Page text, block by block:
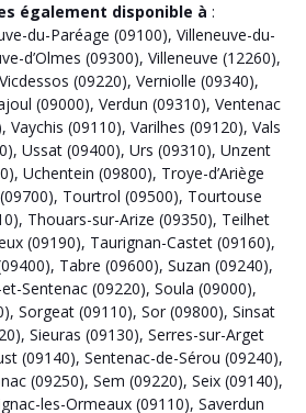
également disponible à :
du-Paréage (09100), Villeneuve-du-
d’Olmes (09300), Villeneuve (12260),
Vicdessos (09220), Verniolle (09340),
(09000), Verdun (09310), Ventenac
, Vaychis (09110), Varilhes (09120), Vals
, Ussat (09400), Urs (09310), Unzent
, Uchentein (09800), Troye-d’Ariège
, Tourtrol (09500), Tourtouse
, Thouars-sur-Arize (09350), Teilhet
(09190), Taurignan-Castet (09160),
, Tabre (09600), Suzan (09240),
Sentenac (09220), Soula (09000),
, Sorgeat (09110), Sor (09800), Sinsat
, Sieuras (09130), Serres-sur-Arget
(09140), Sentenac-de-Sérou (09240),
(09250), Sem (09220), Seix (09140),
les-Ormeaux (09110), Saverdun